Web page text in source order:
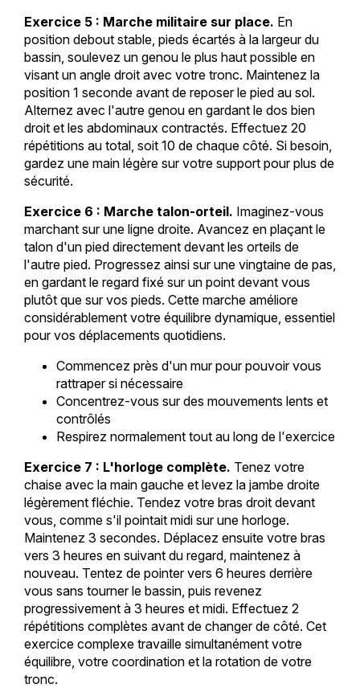
Exercice 5 : Marche militaire sur place. En
position debout stable, pieds écartés à la largeur du
bassin, soulevez un genou le plus haut possible en
visant un angle droit avec votre tronc. Maintenez la
position 1 seconde avant de reposer le pied au sol.
Alternez avec l'autre genou en gardant le dos bien
droit et les abdominaux contractés. Effectuez 20
répétitions au total, soit 10 de chaque côté. Si besoin,
gardez une main légère sur votre support pour plus de
sécurité.
Exercice 6 : Marche talon-orteil. Imaginez-vous
marchant sur une ligne droite. Avancez en plaçant le
talon d'un pied directement devant les orteils de
l'autre pied. Progressez ainsi sur une vingtaine de pas,
en gardant le regard fixé sur un point devant vous
plutôt que sur vos pieds. Cette marche améliore
considérablement votre équilibre dynamique, essentiel
pour vos déplacements quotidiens.
Commencez près d'un mur pour pouvoir vous
rattraper si nécessaire
Concentrez-vous sur des mouvements lents et
contrôlés
Respirez normalement tout au long de l'exercice
Exercice 7 : L'horloge complète. Tenez votre
chaise avec la main gauche et levez la jambe droite
légèrement fléchie. Tendez votre bras droit devant
vous, comme s'il pointait midi sur une horloge.
Maintenez 3 secondes. Déplacez ensuite votre bras
vers 3 heures en suivant du regard, maintenez à
nouveau. Tentez de pointer vers 6 heures derrière
vous sans tourner le bassin, puis revenez
progressivement à 3 heures et midi. Effectuez 2
répétitions complètes avant de changer de côté. Cet
exercice complexe travaille simultanément votre
équilibre, votre coordination et la rotation de votre
tronc.